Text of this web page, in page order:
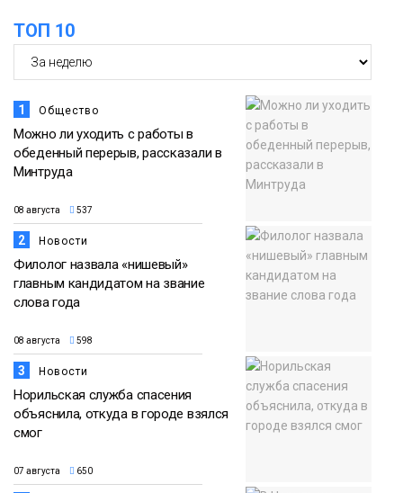
07 августа
Новости
ТОП 10
1 Общество
Можно ли уходить с работы в
обеденный перерыв, рассказали в
Минтруда
08 августа 537
2 Новости
Филолог назвала «нишевый»
главным кандидатом на звание
слова года
08 августа 598
3 Новости
Норильская служба спасения
объяснила, откуда в городе взялся
смог
07 августа 650